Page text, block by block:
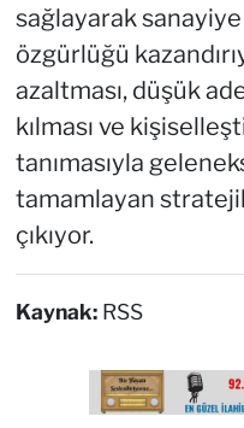
sağlayarak sanayiye
özgürlüğü
azaltması, düşük
kılması ve
tanımasıyla
tamamlayan
çıkıyor.
Kaynak: RSS